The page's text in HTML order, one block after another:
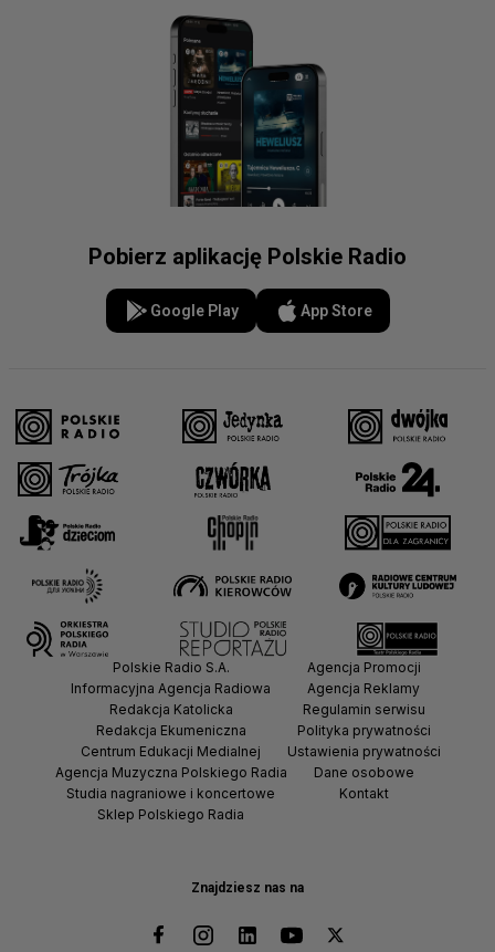
Pobierz aplikację Polskie Radio
Google Play App Store
Znajdziesz nas na
Polskie Radio S.A.
Informacyjna Agencja Radiowa
Redakcja Katolicka
Redakcja Ekumeniczna
Centrum Edukacji Medialnej
Agencja Muzyczna Polskiego Radia
Studia nagraniowe i koncertowe
Sklep Polskiego Radia
Agencja Promocji
Agencja Reklamy
Regulamin serwisu
Polityka prywatności
Ustawienia prywatności
Dane osobowe
Kontakt